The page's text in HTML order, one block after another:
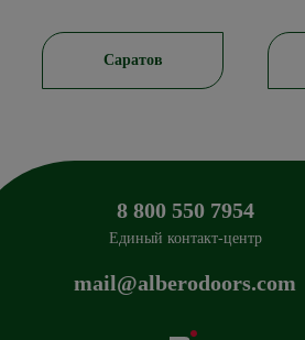
Саратов
8 800 550 7954
Единый контакт-центр
mail@alberodoors.com